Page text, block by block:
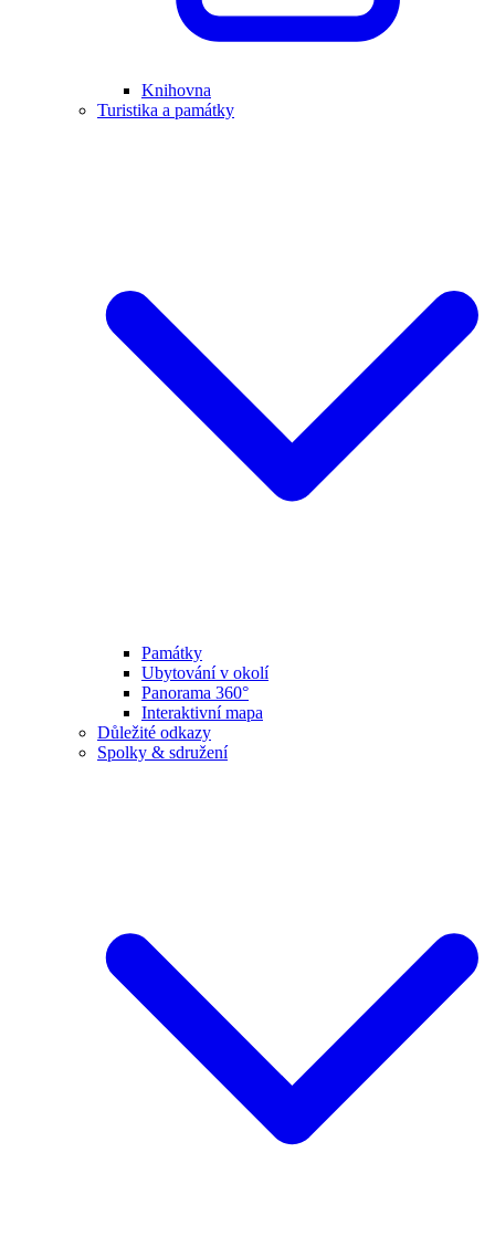
Knihovna
Turistika a památky
Památky
Ubytování v okolí
Panorama 360°
Interaktivní mapa
Důležité odkazy
Spolky & sdružení